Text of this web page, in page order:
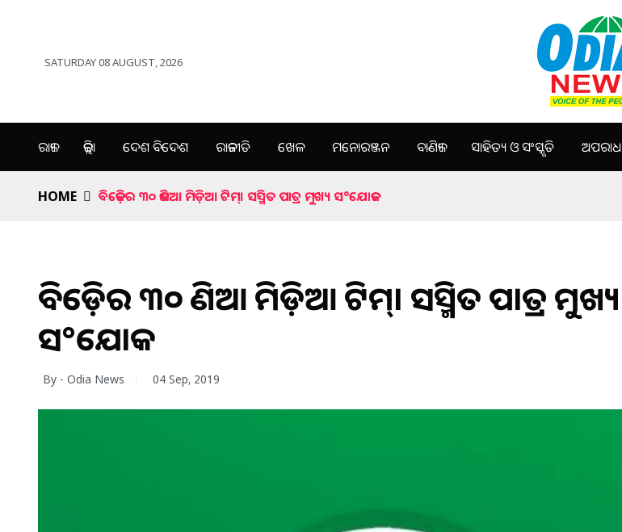
SATURDAY 08 AUGUST, 2026
ରାଜ୍ୟ ଜିଲ୍ଲା ଦେଶ ବିଦେଶ ରାଜନୀତି ଖେଳ ମନୋରଞ୍ଜନ ବାଣିଜ୍ୟ ସାହିତ୍ୟ ଓ ସଂସ୍କୃତି ଅପରାଧ
HOME ବିଜେଡ଼ିର ୩୦ ଜଣିଆ ମିଡ଼ିଆ ଟିମ୍। ସସ୍ମିତ ପାତ୍ର ମୁଖ୍ୟ ସ°ଯୋଜକ
ବିଜେଡ଼ିର ୩୦ ଜଣିଆ ମିଡ଼ିଆ ଟିମ୍। ସସ୍ମିତ ପାତ୍ର ମୁଖ୍ୟ
ସ°ଯୋଜକ
By - Odia News 04 Sep, 2019